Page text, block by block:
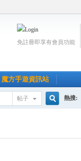
免註冊即享有會員功能
魔方手遊資訊站
帖子 熱搜: